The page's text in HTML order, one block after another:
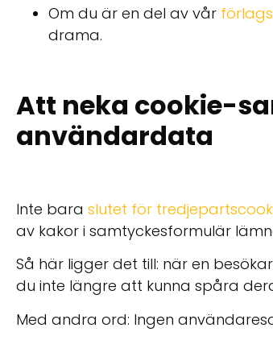
Om du är en del av vår
drama.
Att neka cookie-
användardata
Inte bara slutet för
av kakor i samtyckesformulär
Så här ligger det till: när en
du inte längre att kunna spåra
Med andra ord: Ingen